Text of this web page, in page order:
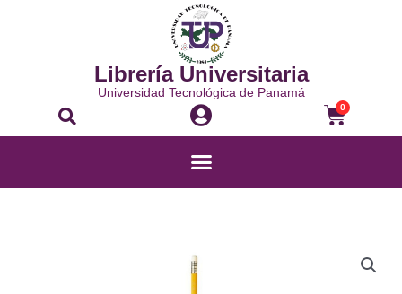
Librería Universitaria
Universidad Tecnológica de Panamá
Buscar 0
Carrito
Menú